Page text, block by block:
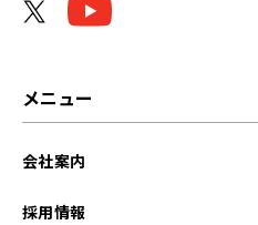
メニュー
会社案内
採用情報